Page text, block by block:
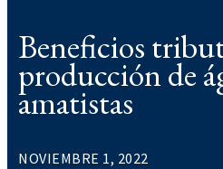
Beneficios
producción de
amatistas
NOVIEMBRE 1, 2022